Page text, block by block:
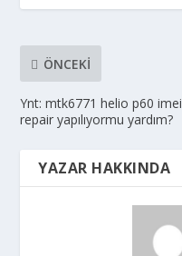
ÖNCEKI
Ynt: mtk6771 helio p60 imei
repair yapılıyormu yardım?
YAZAR HAKKINDA